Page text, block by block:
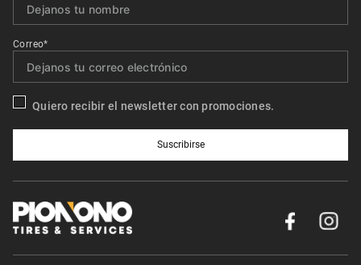
Correo*
Quiero recibir el newsletter con promociones.
Suscribirse